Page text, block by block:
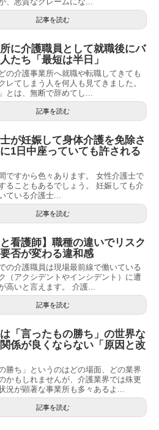
記事を読む
に介護職員として就職後にバ
たち「最短は半日」
の介護事業所へ就職や転職してきても
レてしまう人を何人も見てきました。
とは、無断で辞めてし...
記事を読む
が妊娠して身体介護を免除さ
1日中座っていても許される
ですから色々あります。 女性介護士で
ることもあるでしょう。 妊娠しても介
ている介護士...
記事を読む
と看護師】職種の違いでリスク
否が変わる違和感
の介護職員は現場最前線で働いている
（アクシデントやインシデント）に遭
高いと言えます。 介護...
記事を読む
「言ったもの勝ち」の世界な
係が良くならない「原因と改
勝ち」というのはどの場面、どの業界
かもしれませんが、介護業界では殊更
況が顕著な事業所も多々あるよ...
記事を読む